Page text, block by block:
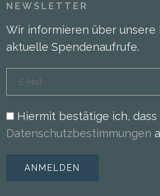
NEWSLETTER
Wir informieren über unsere
aktuelle Spendenaufrufe.
Hiermit bestätige ich, dass
Datenschutzbestimmungen